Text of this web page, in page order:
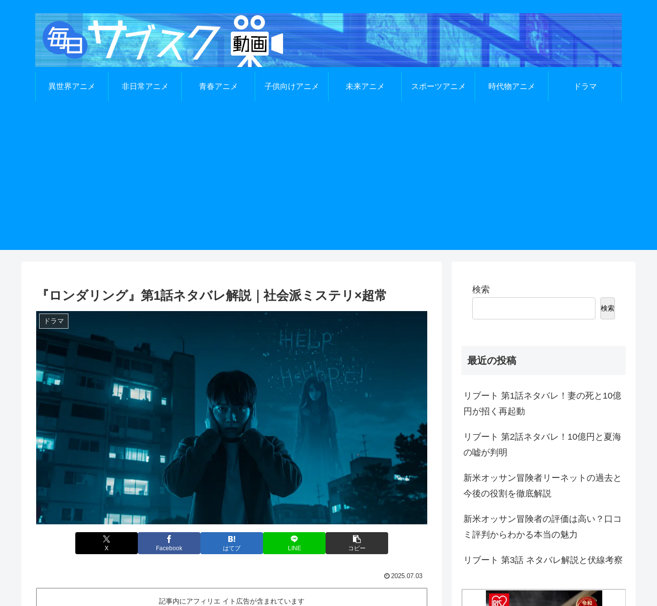
異世界アニメ 非日常アニメ 青春アニメ 子供向けアニメ 未来アニメ スポーツアニメ 時代物アニメ ドラマ
『ロンダリング』第1話ネタバレ解説｜社会派ミステリ×超常
ドラマ
X Facebook はてブ LINE コピー
2025.07.03
記事内にアフィリエ イト広告が含まれています
検索
検索
最近の投稿
リブート 第1話ネタバレ！妻の死と10億
円が招く再起動
リブート 第2話ネタバレ！10億円と夏海
の嘘が判明
新米オッサン冒険者リーネットの過去と
今後の役割を徹底解説
新米オッサン冒険者の評価は高い？口コ
ミ評判からわかる本当の魅力
リブート 第3話 ネタバレ解説と伏線考察